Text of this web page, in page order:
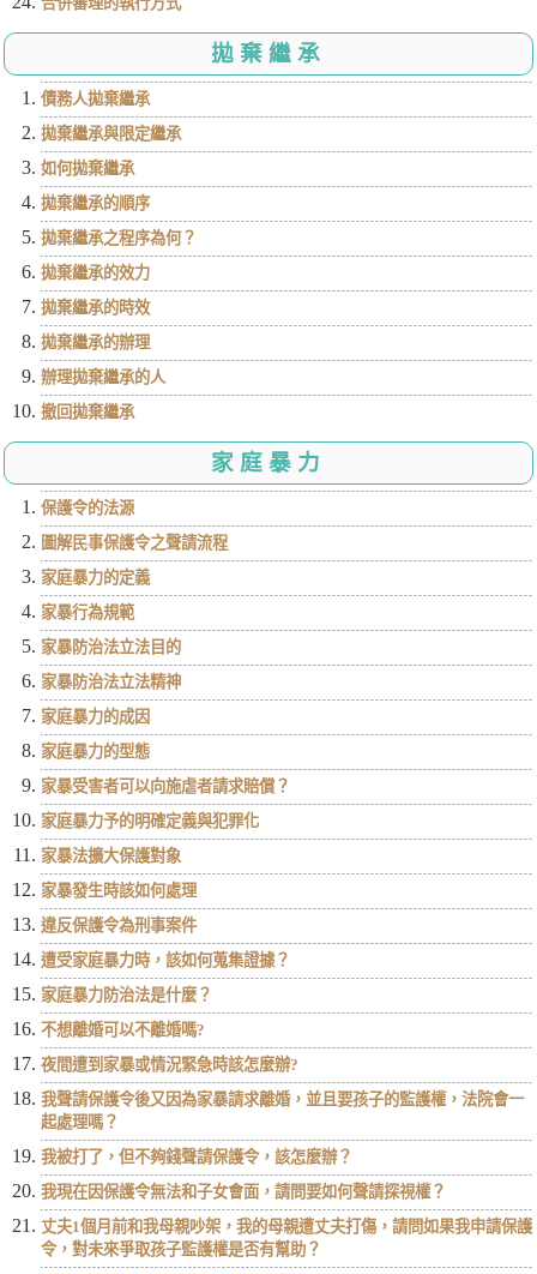
拋棄繼承
債務人拋棄繼承
拋棄繼承與限定繼承
如何拋棄繼承
拋棄繼承的順序
拋棄繼承之程序為何？
拋棄繼承的效力
拋棄繼承的時效
拋棄繼承的辦理
辦理拋棄繼承的人
撤回拋棄繼承
家庭暴力
保護令的法源
圖解民事保護令之聲請流程
家庭暴力的定義
家暴行為規範
家暴防治法立法目的
家暴防治法立法精神
家庭暴力的成因
家庭暴力的型態
家暴受害者可以向施虐者請求賠償？
家庭暴力予的明確定義與犯罪化
家暴法擴大保護對象
家暴發生時該如何處理
違反保護令為刑事案件
遭受家庭暴力時，該如何蒐集證據？
家庭暴力防治法是什麼？
不想離婚可以不離婚嗎?
夜間遭到家暴或情況緊急時該怎麼辦?
我聲請保護令後又因為家暴請求離婚，並且要孩子的監護權，法院會一
起處理嗎？
我被打了，但不夠錢聲請保護令，該怎麼辦？
我現在因保護令無法和子女會面，請問要如何聲請探視權？
丈夫1個月前和我母親吵架，我的母親遭丈夫打傷，請問如果我申請保護
令，對未來爭取孩子監護權是否有幫助？